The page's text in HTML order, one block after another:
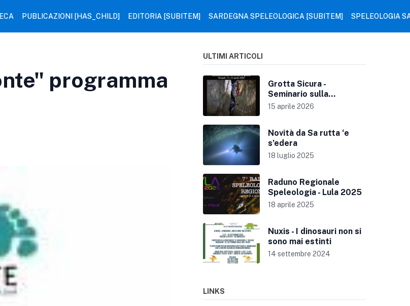
PUBLICAZIONI [HAS_CHILD] EDITORIA [SUBITEM] SARDEGNA SPELEOLOGICA [SUBITEM] SPELEOLOGIA
programma
ULTIMI ARTICOLI
Grotta Sicura -
Seminario sulla
sicurezza in grotta
15 aprile 2026
Novità da Sa rutta ‘e
s’edera
18 luglio 2025
Raduno Regionale
Speleologia - Lula 2025
18 aprile 2025
Nuxis - I dinosauri non si
sono mai estinti
14 settembre 2024
LINKS